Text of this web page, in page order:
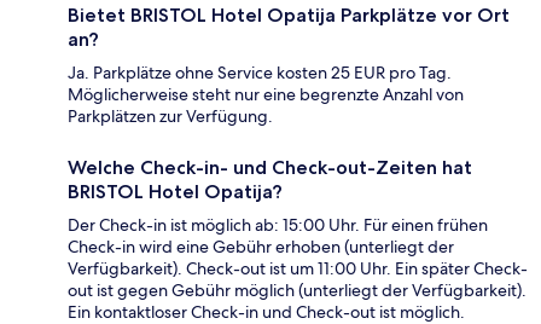
Bietet BRISTOL Hotel Opatija Parkplätze vor Ort
an?
Ja. Parkplätze ohne Service kosten 25 EUR pro Tag.
Möglicherweise steht nur eine begrenzte Anzahl von
Parkplätzen zur Verfügung.
Welche Check-in- und Check-out-Zeiten hat
BRISTOL Hotel Opatija?
Der Check-in ist möglich ab: 15:00 Uhr. Für einen frühen
Check-in wird eine Gebühr erhoben (unterliegt der
Verfügbarkeit). Check-out ist um 11:00 Uhr. Ein später Check-
out ist gegen Gebühr möglich (unterliegt der Verfügbarkeit).
Ein kontaktloser Check-in und Check-out ist möglich.